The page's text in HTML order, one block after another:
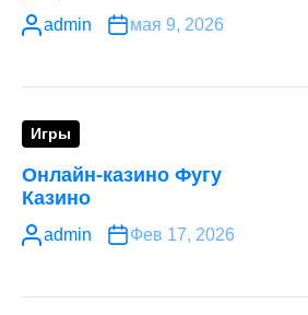
admin мая 9, 2026
Игры
Онлайн-казино Фугу
Казино
admin Фев 17, 2026